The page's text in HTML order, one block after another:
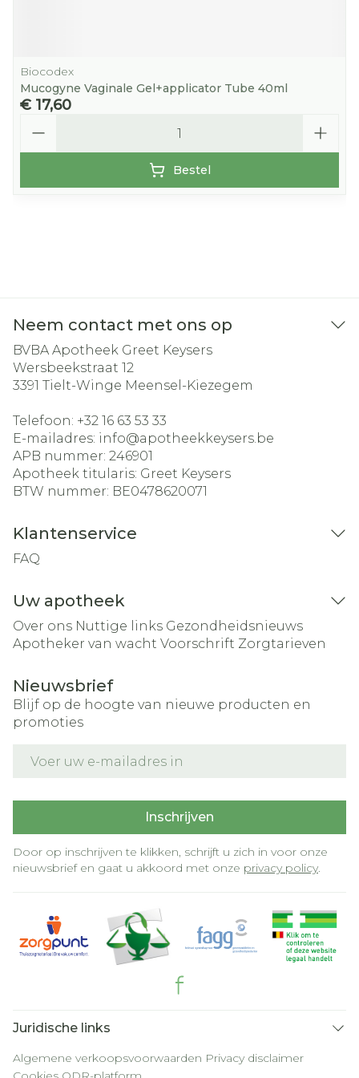
Biocodex
Mucogyne Vaginale Gel+applicator Tube 40ml
€ 17,60
Bestel
Neem contact met ons op
BVBA Apotheek Greet Keysers
Wersbeekstraat 12
3391 Tielt-Winge Meensel-Kiezegem
Telefoon: +32 16 63 53 33
E-mailadres: info@apotheekkeysers.be
APB nummer: 246901
Apotheek titularis: Greet Keysers
BTW nummer: BE0478620071
Klantenservice
FAQ
Uw apotheek
Over ons Nuttige links Gezondheidsnieuws
Apotheker van wacht Voorschrift Zorgtarieven
Nieuwsbrief
Blijf op de hoogte van nieuwe producten en
promoties
Inschrijven
Door op inschrijven te klikken, schrijft u zich in voor onze
nieuwsbrief en gaat u akkoord met onze privacy policy.
Juridische links
Algemene verkoopsvoorwaarden Privacy disclaimer